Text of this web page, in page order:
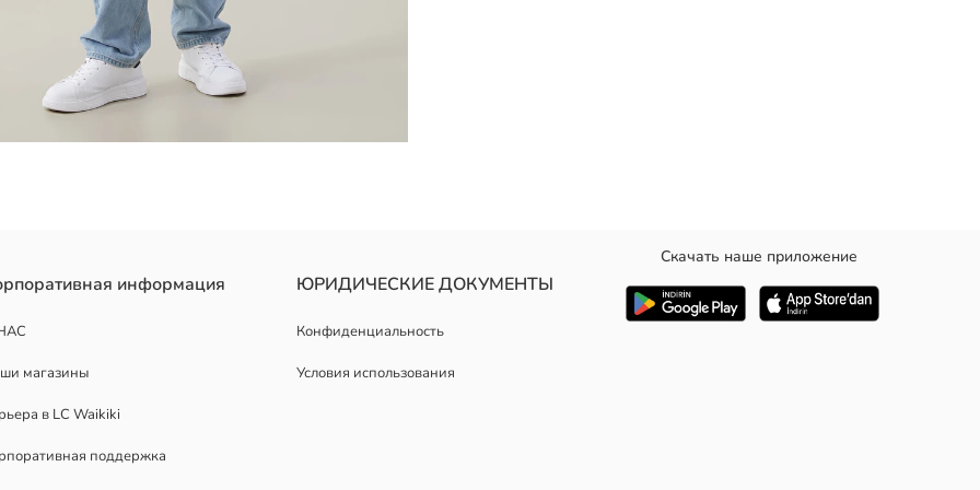
информация
магазины
в LC Waikiki
поддержка
ЮРИДИЧЕСКИЕ ДОКУМЕНТЫ
Конфиденциальность
Условия использования
Скачать наше приложение